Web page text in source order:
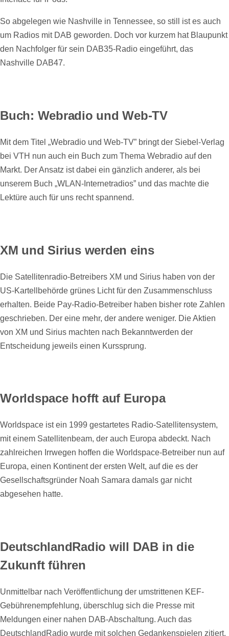
So abgelegen wie Nashville in Tennessee, so still ist es auch
um Radios mit DAB geworden. Doch vor kurzem hat Blaupunkt
den Nachfolger für sein DAB35-Radio eingeführt, das
Nashville DAB47.
Buch: Webradio und Web-TV
Mit dem Titel „Webradio und Web-TV” bringt der Siebel-Verlag
bei VTH nun auch ein Buch zum Thema Webradio auf den
Markt. Der Ansatz ist dabei ein gänzlich anderer, als bei
unserem Buch „WLAN-Internetradios” und das machte die
Lektüre auch für uns recht spannend.
XM und Sirius werden eins
Die Satellitenradio-Betreibers XM und Sirius haben von der
US-Kartellbehörde grünes Licht für den Zusammenschluss
erhalten. Beide Pay-Radio-Betreiber haben bisher rote Zahlen
geschrieben. Der eine mehr, der andere weniger. Die Aktien
von XM und Sirius machten nach Bekanntwerden der
Entscheidung jeweils einen Kurssprung.
Worldspace hofft auf Europa
Worldspace ist ein 1999 gestartetes Radio-Satellitensystem,
mit einem Satellitenbeam, der auch Europa abdeckt. Nach
zahlreichen Irrwegen hoffen die Worldspace-Betreiber nun auf
Europa, einen Kontinent der ersten Welt, auf die es der
Gesellschaftsgründer Noah Samara damals gar nicht
abgesehen hatte.
DeutschlandRadio will DAB in die
Zukunft führen
Unmittelbar nach Veröffentlichung der umstrittenen KEF-
Gebührenempfehlung, überschlug sich die Presse mit
Meldungen einer nahen DAB-Abschaltung. Auch das
DeutschlandRadio wurde mit solchen Gedankenspielen zitiert.